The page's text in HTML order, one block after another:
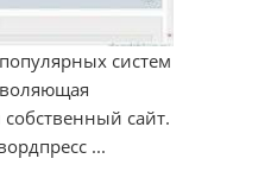
систем
собственный сайт.
...